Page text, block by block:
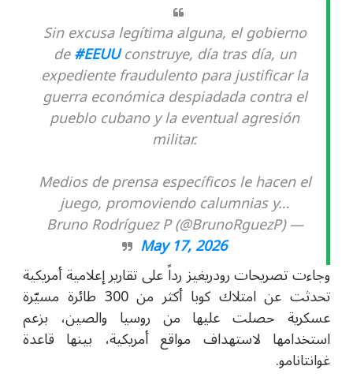
Sin excusa legítima alguna, el gobierno
de#EEUUconstruye, día tras día, un
expediente fraudulento para justificar la
guerra económica despiadada contra el
pueblo cubano y la eventual agresión
militar.
Medios de prensa específicos le hacen el
juego, promoviendo calumnias y…
— Bruno Rodríguez P (@BrunoRguezP)
May 17, 2026
وجاءت تصريحات رودريغيز رداً على تقارير إعلامية أمريكية
تحدثت عن امتلاك كوبا أكثر من 300 طائرة مسيّرة
عسكرية حصلت عليها من روسيا والصين، بزعم
استخدامها لاستهداف مواقع أمريكية، بينها قاعدة
غوانتانامو.